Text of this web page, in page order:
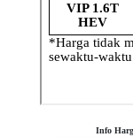
Info